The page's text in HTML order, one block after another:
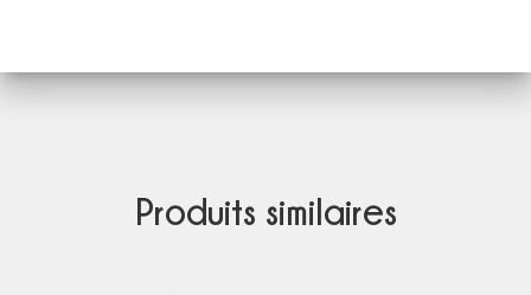
Produits similaires